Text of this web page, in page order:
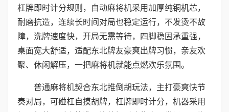
杠牌即时计分规则，自动麻将机采用加厚纯铜机芯，
耐磨抗造，连续长时间对局也稳定运行，不发烫不故
障，洗牌速度快，开局无需等待，四脚稳固承重强，
桌面宽大舒适，适配东北牌友豪爽出牌习惯，亲友欢
聚、休闲解压，一把麻将机就能点燃欢乐氛围。
普通麻将机契合东北推倒胡玩法，主打豪爽快节
奏对局，可碰杠自摸胡牌，杠牌即时计分，机器采用